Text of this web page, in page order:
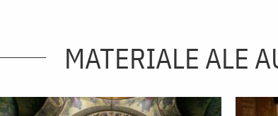
MATERIALE ALE